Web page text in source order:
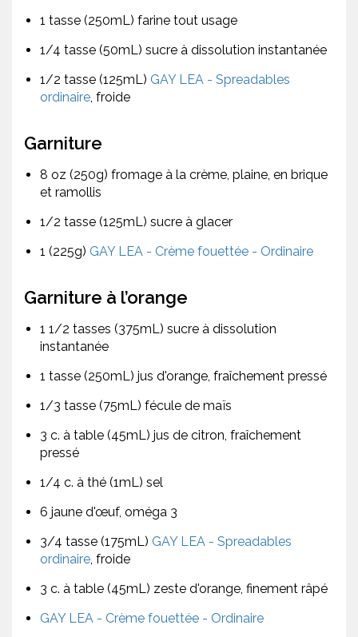
1 tasse (250mL) farine tout usage
1/4 tasse (50mL) sucre à dissolution instantanée
1/2 tasse (125mL) GAY LEA - Spreadables
ordinaire, froide
Garniture
8 oz (250g) fromage à la crème, plaine, en brique
et ramollis
1/2 tasse (125mL) sucre à glacer
1 (225g) GAY LEA - Crème fouettée - Ordinaire
Garniture à l’orange
1 1/2 tasses (375mL) sucre à dissolution
instantanée
1 tasse (250mL) jus d'orange, fraîchement pressé
1/3 tasse (75mL) fécule de maïs
3 c. à table (45mL) jus de citron, fraîchement
pressé
1/4 c. à thé (1mL) sel
6 jaune d'œuf, oméga 3
3/4 tasse (175mL) GAY LEA - Spreadables
ordinaire, froide
3 c. à table (45mL) zeste d'orange, finement râpé
GAY LEA - Crème fouettée - Ordinaire